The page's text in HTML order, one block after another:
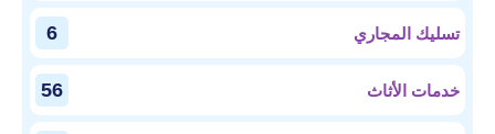
تسليك المجاري 6
خدمات الأثاث 56